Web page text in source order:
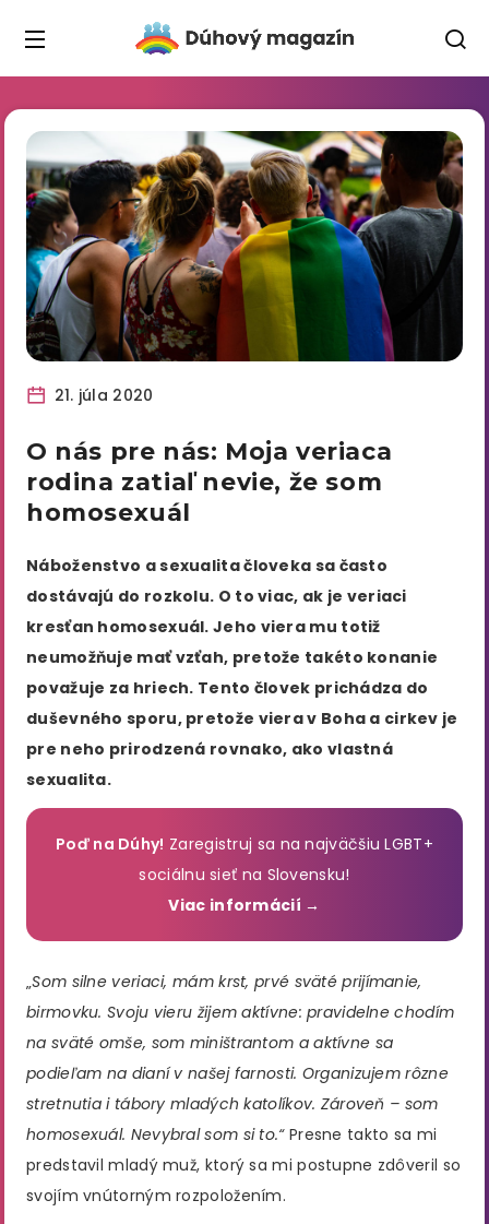
21. júla 2020
O nás pre nás: Moja veriaca
rodina zatiaľ nevie, že som
homosexuál
Náboženstvo a sexualita človeka sa často
dostávajú do rozkolu. O to viac, ak je veriaci
kresťan homosexuál. Jeho viera mu totiž
neumožňuje mať vzťah, pretože takéto konanie
považuje za hriech. Tento človek prichádza do
duševného sporu, pretože viera v Boha a cirkev je
pre neho prirodzená rovnako, ako vlastná
sexualita.
Poď na Dúhy! Zaregistruj sa na najväčšiu LGBT+
sociálnu sieť na Slovensku!
Viac informácií →
„Som silne veriaci, mám krst, prvé sväté prijímanie,
birmovku. Svoju vieru žijem aktívne: pravidelne chodím
na sväté omše, som miništrantom a aktívne sa
podieľam na dianí v našej farnosti. Organizujem rôzne
stretnutia i tábory mladých katolíkov. Zároveň – som
homosexuál. Nevybral som si to.“Presne takto sa mi
predstavil mladý muž, ktorý sa mi postupne zdôveril so
svojím vnútorným rozpoložením.